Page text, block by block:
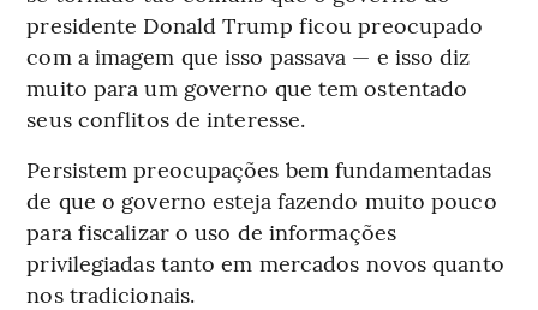
presidente Donald Trump ficou preocupado
com a imagem que isso passava — e isso diz
muito para um governo que tem ostentado
seus conflitos de interesse.
Persistem preocupações bem fundamentadas
de que o governo esteja fazendo muito pouco
para fiscalizar o uso de informações
privilegiadas tanto em mercados novos quanto
nos tradicionais.